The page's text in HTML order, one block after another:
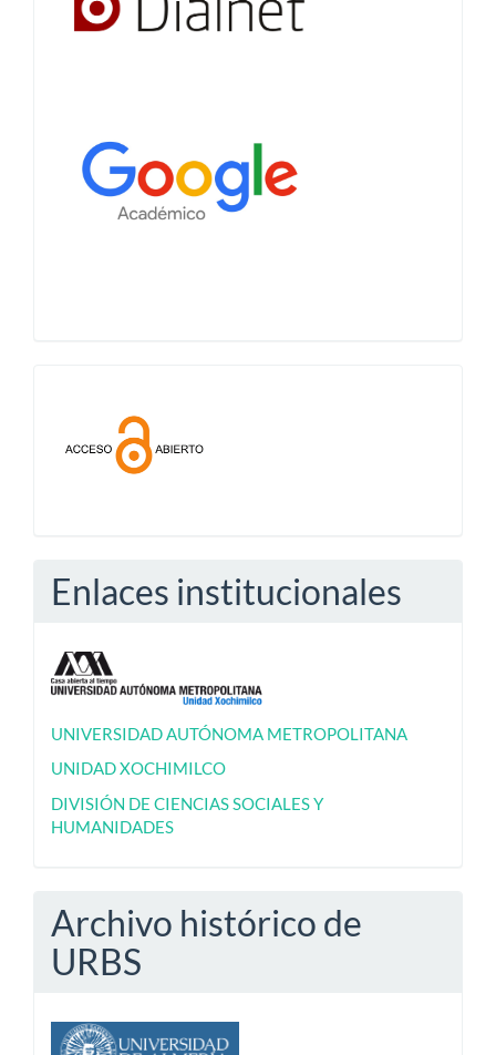
abierto
Enlaces institucionales
UNIVERSIDAD AUTÓNOMA METROPOLITANA
UNIDAD XOCHIMILCO
DIVISIÓN DE CIENCIAS SOCIALES Y
HUMANIDADES
Archivo histórico de
URBS